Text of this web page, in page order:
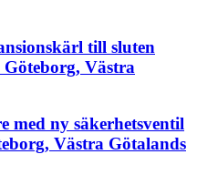
till sluten
Västra
med ny säkerhetsventil
Västra Götalands